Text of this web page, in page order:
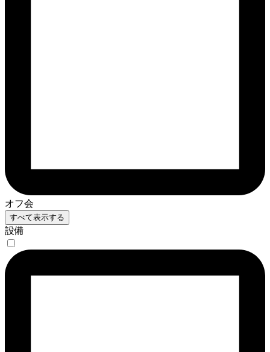
オフ会
すべて表示する
設備